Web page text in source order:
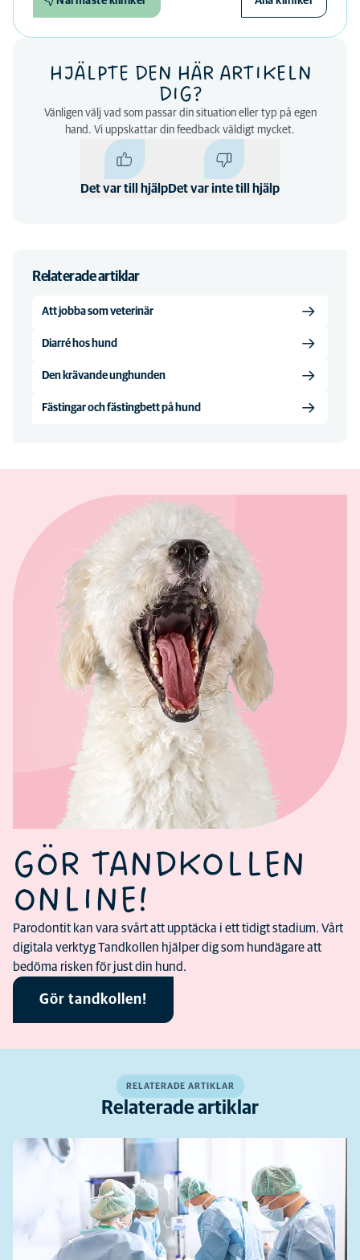
HJÄLPTE DEN HÄR ARTIKELN
DIG?
Vänligen välj vad som passar din situation eller typ på egen
hand. Vi uppskattar din feedback väldigt mycket.
Det var till hjälpDet var inte till hjälp
Relaterade artiklar
Att jobba som veterinär
Diarré hos hund
Den krävande unghunden
Fästingar och fästingbett på hund
GÖR TANDKOLLEN
ONLINE!
Parodontit kan vara svårt att upptäcka i ett tidigt stadium. Vårt
digitala verktyg Tandkollen hjälper dig som hundägare att
bedöma risken för just din hund.
Gör tandkollen!
RELATERADE ARTIKLAR
Relaterade artiklar